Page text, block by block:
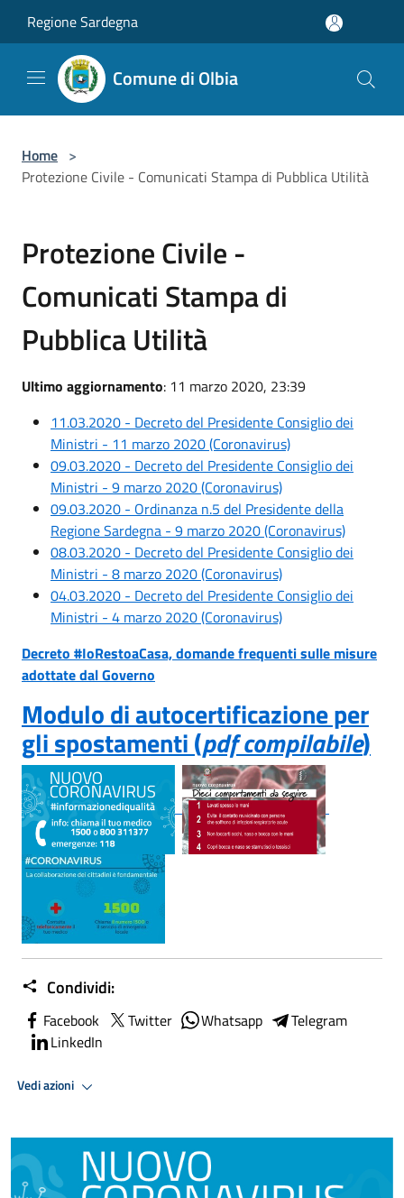
Regione Sardegna
Comune di Olbia
Home >
Protezione Civile - Comunicati Stampa di Pubblica Utilità
Protezione Civile -
Comunicati Stampa di
Pubblica Utilità
Ultimo aggiornamento: 11 marzo 2020, 23:39
11.03.2020 - Decreto del Presidente Consiglio dei
Ministri - 11 marzo 2020 (Coronavirus)
09.03.2020 - Decreto del Presidente Consiglio dei
Ministri - 9 marzo 2020 (Coronavirus)
09.03.2020 - Ordinanza n.5 del Presidente della
Regione Sardegna - 9 marzo 2020 (Coronavirus)
08.03.2020 - Decreto del Presidente Consiglio dei
Ministri - 8 marzo 2020 (Coronavirus)
04.03.2020 - Decreto del Presidente Consiglio dei
Ministri - 4 marzo 2020 (Coronavirus)
Decreto #IoRestoaCasa, domande frequenti sulle misure
adottate dal Governo
Modulo di autocertificazione per
gli spostamenti (pdf compilabile)
Condividi:
Facebook Twitter Whatsapp
Telegram
LinkedIn
Vedi azioni